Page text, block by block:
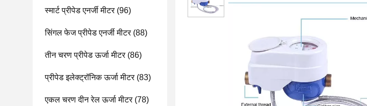
स्मार्ट प्रीपेड एनर्जी मीटर(96)
सिंगल फेज प्रीपेड एनर्जी मीटर(88)
तीन चरण प्रीपेड ऊर्जा मीटर(86)
प्रीपेड इलेक्ट्रॉनिक ऊर्जा मीटर(83)
एकल चरण दीन रेल ऊर्जा मीटर(78)